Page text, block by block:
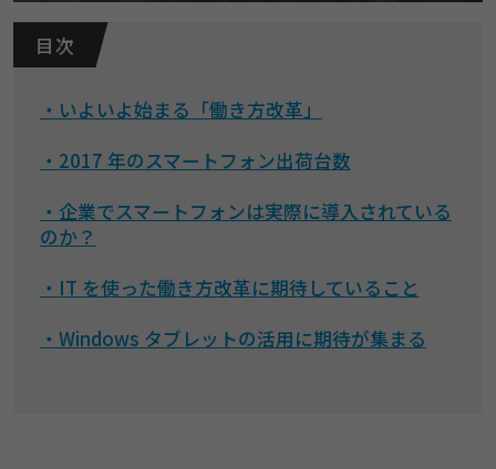
目 次
・いよいよ始まる「働き方改革」
・2017 年のスマートフォン出荷台数
・企業でスマートフォンは実際に導入されている
のか？
・IT を使った働き方改革に期待していること
・Windows タブレットの活用に期待が集まる